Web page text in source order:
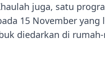
juga, satu
15 November
diedarkan di